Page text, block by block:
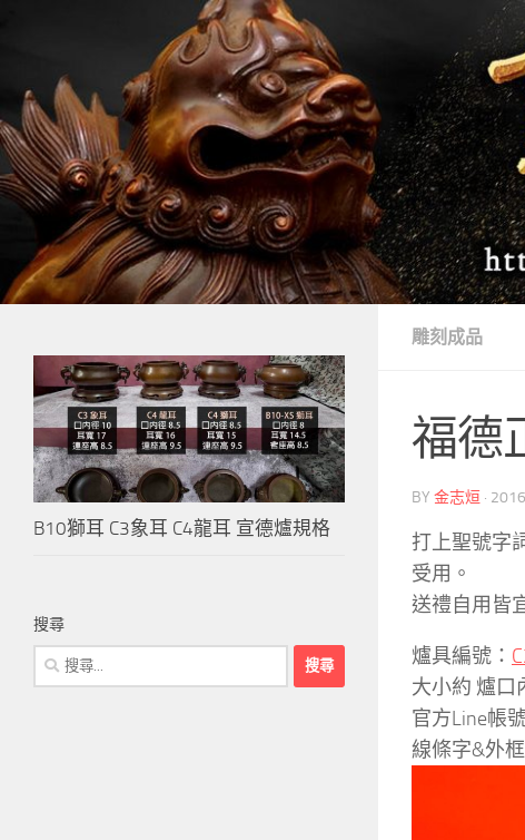
雕刻成品
福德
BY 金志烜 ·
打上聖號字
受用。
送禮自用皆
爐具編號：
大小約 爐口
官方Line帳
線條字&外
B10獅耳 C3象耳 C4龍耳 宣德爐規格
搜尋
搜
尋